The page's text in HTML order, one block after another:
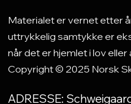
Materialet er vernet etter
uttrykkelig samtykke er
når det er hjemlet i lov
Copyright © 2025 Norsk
ADRESSE: